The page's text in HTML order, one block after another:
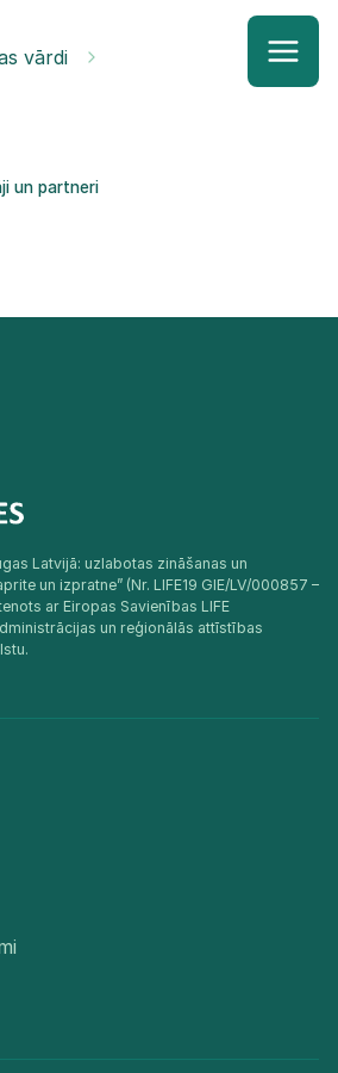
vārdi
un partneri
Latvijā: uzlabotas zināšanas un
un izpratne” (Nr. LIFE19 GIE/LV/000857 –
ar Eiropas Savienības LIFE
un reģionālās attīstības